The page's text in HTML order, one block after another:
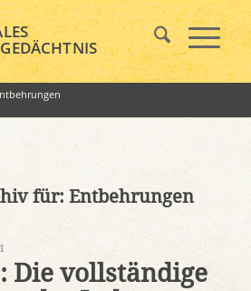
für: Entbehrungen
Die vollständige